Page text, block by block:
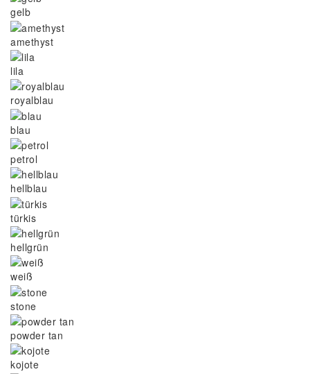
gelb
amethyst
lila
royalblau
blau
petrol
hellblau
türkis
hellgrün
weiß
stone
powder tan
kojote